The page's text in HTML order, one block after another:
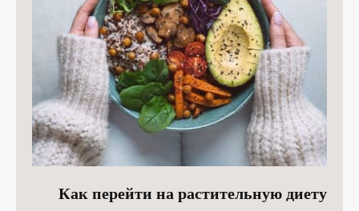
Как перейти на растительную диету